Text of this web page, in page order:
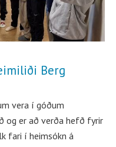
Berg
vera í góðum
og er að verða hefð fyrir
fari í heimsókn á